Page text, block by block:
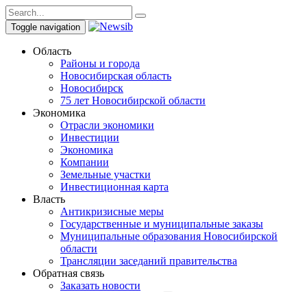
Toggle navigation
Область
Районы и города
Новосибирская область
Новосибирск
75 лет Новосибирской области
Экономика
Отрасли экономики
Инвестиции
Экономика
Компании
Земельные участки
Инвестиционная карта
Власть
Антикризисные меры
Государственные и муниципальные заказы
Муниципальные образования Новосибирской
области
Трансляции заседаний правительства
Обратная связь
Заказать новости